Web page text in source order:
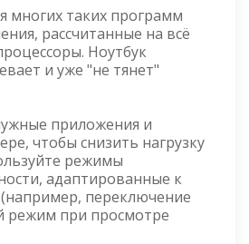
многих таких программ
рассчитанные на всё
Ноутбук
и уже "не тянет"
приложения и
чтобы снизить нагрузку
режимы
адаптированные к
переключение
режим при просмотре